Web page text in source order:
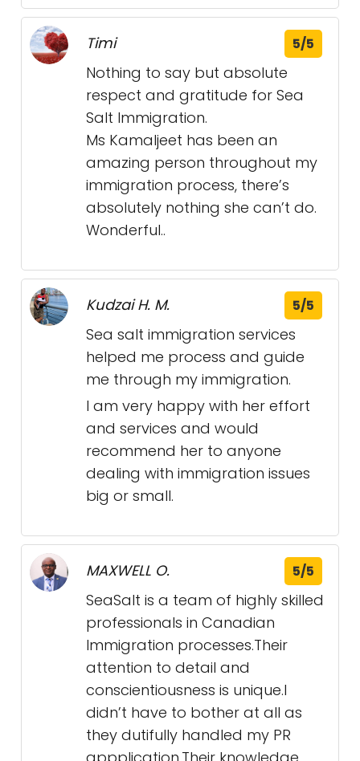
Timi 5/5
Nothing to say but absolute
respect and gratitude for Sea
Salt Immigration.
Ms Kamaljeet has been an
amazing person throughout my
immigration process, there’s
absolutely nothing she can’t do.
Wonderful..
Kudzai H. M. 5/5
Sea salt immigration services
helped me process and guide
me through my immigration.
I am very happy with her effort
and services and would
recommend her to anyone
dealing with immigration issues
big or small.
MAXWELL O. 5/5
SeaSalt is a team of highly skilled
professionals in Canadian
Immigration processes.Their
attention to detail and
conscientiousness is unique.I
didn’t have to bother at all as
they dutifully handled my PR